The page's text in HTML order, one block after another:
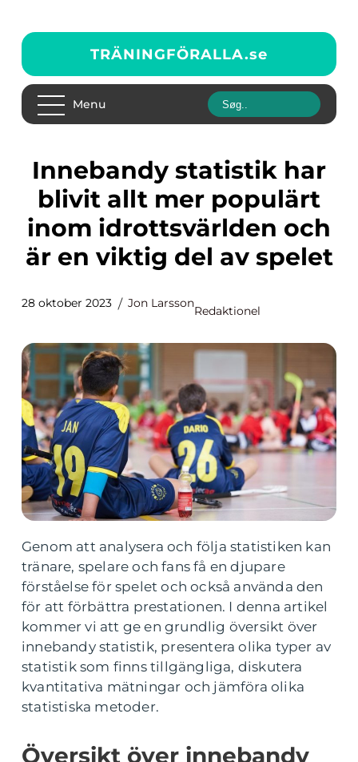
TRÄNINGFÖRALLA.se
Menu
Innebandy statistik har
blivit allt mer populärt
inom idrottsvärlden och
är en viktig del av spelet
28 oktober 2023 Jon Larsson
Redaktionel
Genom att analysera och följa statistiken kan
tränare, spelare och fans få en djupare
förståelse för spelet och också använda den
för att förbättra prestationen. I denna artikel
kommer vi att ge en grundlig översikt över
innebandy statistik, presentera olika typer av
statistik som finns tillgängliga, diskutera
kvantitativa mätningar och jämföra olika
statistiska metoder.
Översikt över innebandy